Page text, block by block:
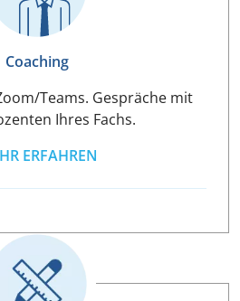
Coaching
Teams. Gespräche mit
Ihres Fachs.
ERFAHREN